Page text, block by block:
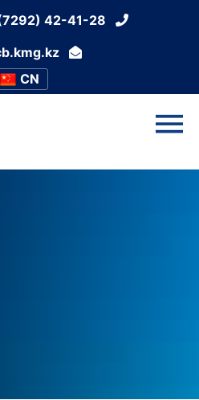
42-41-28
CN